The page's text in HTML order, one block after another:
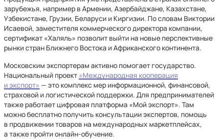
зарубежья, например в Армении, Азербайджане, Казахстане,
Узбекистане, Грузии, Беларуси и Киргизии. По словам Виктории
Исаевой, заместителя коммерческого директора компании,
сертификат «Халяль» позволит выйти на новые перспективные
рынки стран Ближнего Востока и Африканского континента.
Московским экспортерам активно помогает государство.
Национальный проект «Международная кооперация
и экспорт» — это комплекс мер информационной, финансовой,
страховой и логистической поддержки. Для предпринимателей
также работает цифровая платформа «Мой экспорт». Там
можно бесплатно получить консультации экспертов, помощь
в продвижении товаров на международных маркетплейсах,
а также пройти онлайн-обучение.